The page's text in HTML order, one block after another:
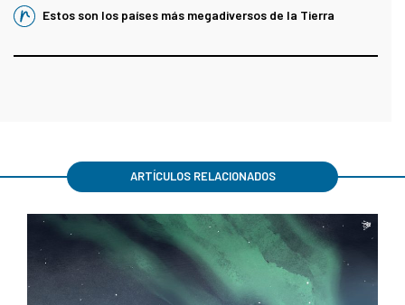
Estos son los países más megadiversos de la Tierra
ARTÍCULOS RELACIONADOS